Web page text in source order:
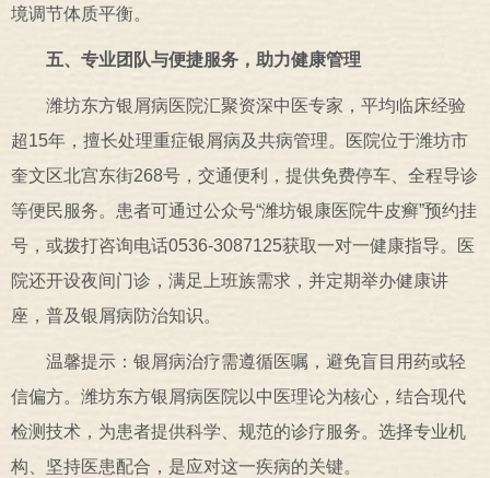
境调节体质平衡。
五、专业团队与便捷服务，助力健康管理
潍坊东方银屑病医院汇聚资深中医专家，平均临床经验
超15年，擅长处理重症银屑病及共病管理。医院位于潍坊市
奎文区北宫东街268号，交通便利，提供免费停车、全程导诊
等便民服务。患者可通过公众号“潍坊银康医院牛皮癣”预约挂
号，或拨打咨询电话0536-3087125获取一对一健康指导。医
院还开设夜间门诊，满足上班族需求，并定期举办健康讲
座，普及银屑病防治知识。
温馨提示：银屑病治疗需遵循医嘱，避免盲目用药或轻
信偏方。潍坊东方银屑病医院以中医理论为核心，结合现代
检测技术，为患者提供科学、规范的诊疗服务。选择专业机
构、坚持医患配合，是应对这一疾病的关键。